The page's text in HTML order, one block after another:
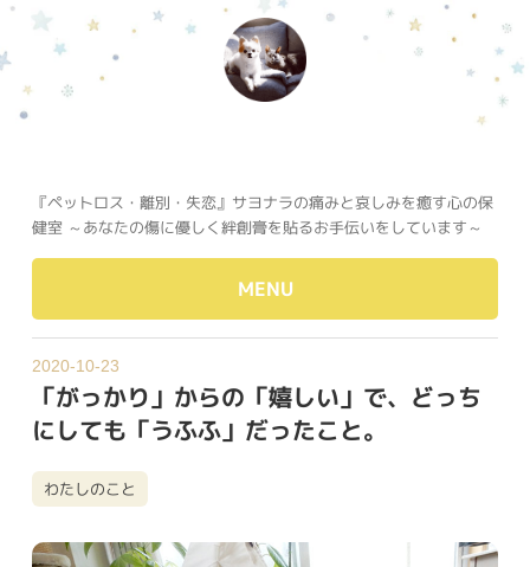
『ペットロス・離別・失恋』サヨナラの痛みと哀しみを癒す心の保
健室 ～あなたの傷に優しく絆創膏を貼るお手伝いをしています～
MENU
2020-10-23
「がっかり」からの「嬉しい」で、どっち
にしても「うふふ」だったこと。
わたしのこと